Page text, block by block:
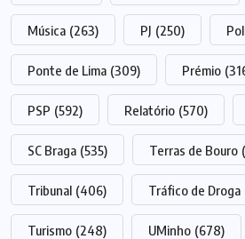
Música (263) PJ (250)
Ponte de Lima (309) Prémio
PSP (592) Relatório (570)
SC Braga (535) Terras de Bouro
Tribunal (406) Tráfico de Droga
Turismo (248) UMinho (678)